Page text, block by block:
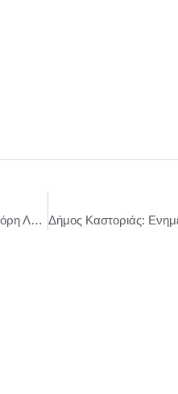
Δήμος Τρίπολης : Εκδηλώσεις μνήμης για τον Γρηγόρη Λαμπράκη